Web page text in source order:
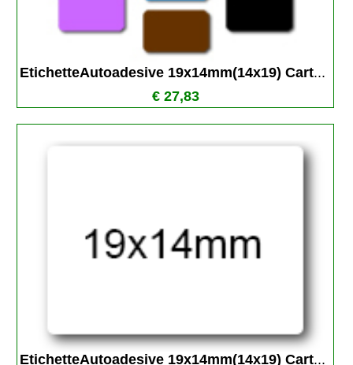
EtichetteAutoadesive 19x14mm(14x19) Cart...
€ 27,83
EtichetteAutoadesive 19x14mm(14x19) Cart...